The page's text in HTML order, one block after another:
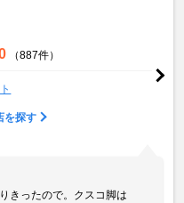
（887件）
を探す
きったので。クスコ脚は